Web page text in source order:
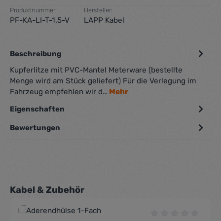
Produktnummer:
PF-KA-LI-T-1.5-V
Hersteller:
LAPP Kabel
Beschreibung
Kupferlitze mit PVC-Mantel Meterware (bestellte
Menge wird am Stück geliefert) Für die Verlegung im
Fahrzeug empfehlen wir d… Mehr
Eigenschaften
Bewertungen
Produktgalerie überspringen
Kabel & Zubehör